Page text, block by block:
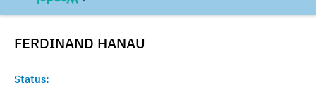
FERDINAND HANAU
Status: